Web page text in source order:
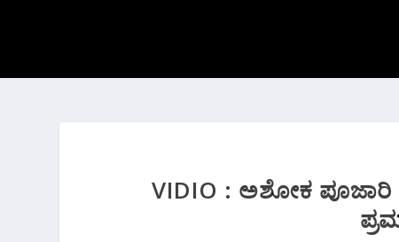
VIDIO : ಅಶೋಕ ಪೂಜಾರಿ